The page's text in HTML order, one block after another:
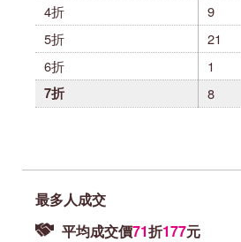
4折
9
5折
21
6折
1
7折
8
最多人成交
平均成交價71折177元